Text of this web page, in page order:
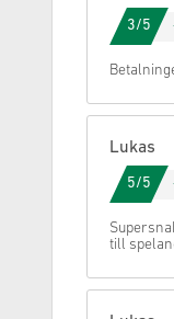
3/5
Lukas
5/5
till